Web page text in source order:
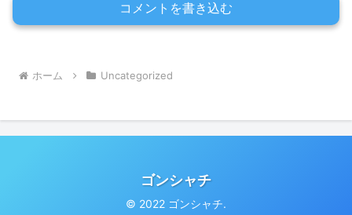
コメントを書き込む
ホーム Uncategorized
ゴンシャチ
© 2022 ゴンシャチ.